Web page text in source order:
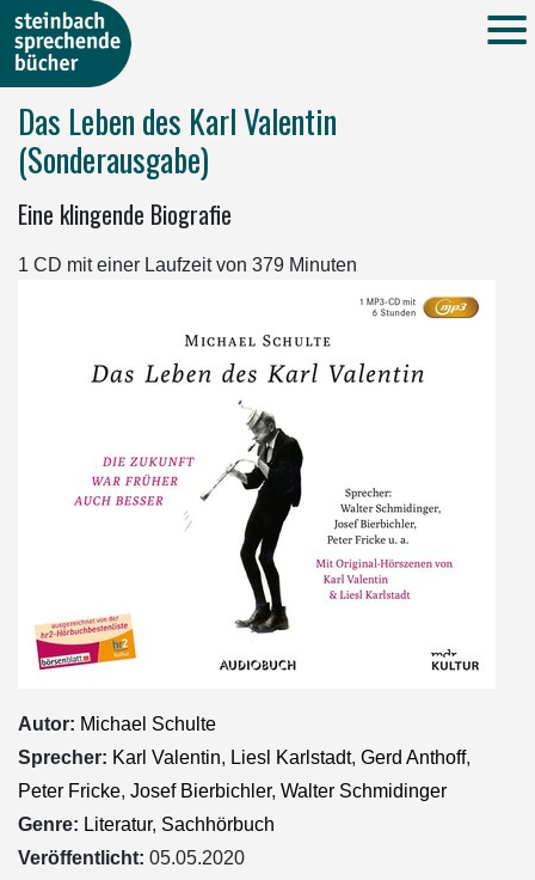
Das Leben des Karl Valentin
(Sonderausgabe)
Eine klingende Biografie
1 CD mit einer Laufzeit von 379 Minuten
Autor: Michael Schulte
Sprecher: Karl Valentin, Liesl Karlstadt, Gerd Anthoff,
Peter Fricke, Josef Bierbichler, Walter Schmidinger
Genre: Literatur, Sachhörbuch
Veröffentlicht: 05.05.2020